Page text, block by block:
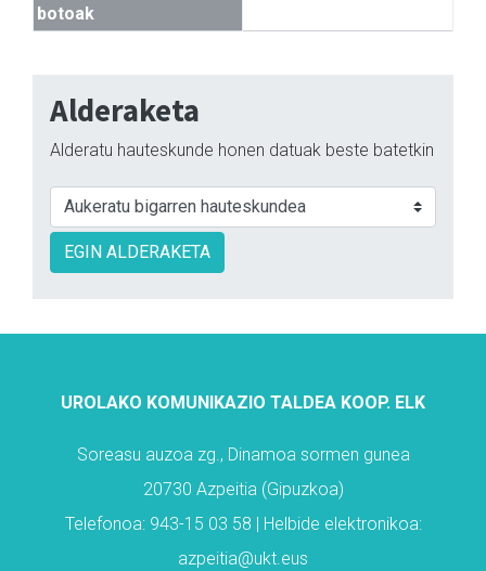
botoak
Alderaketa
Alderatu hauteskunde honen datuak beste batetkin
EGIN ALDERAKETA
UROLAKO KOMUNIKAZIO TALDEA KOOP. ELK
Soreasu auzoa zg., Dinamoa sormen gunea
20730 Azpeitia (Gipuzkoa)
Telefonoa: 943-15 03 58 | Helbide elektronikoa:
azpeitia@ukt.eus